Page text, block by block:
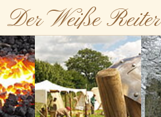
Der Weiße Reiter